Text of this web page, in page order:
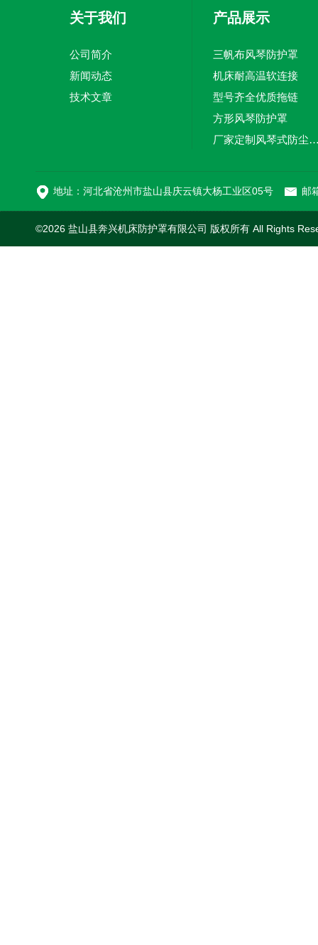
关于我们
公司简介
新闻动态
技术文章
产品展示
三帆布风琴防护罩
机床耐高温软连接
型号齐全优质拖链
方形风琴防护罩
厂家定制风琴式
地址：河北省沧州市盐山县庆云镇大杨工业区05号 邮
©2026 盐山县奔兴机床防护罩有限公司 版权所有 All Rights